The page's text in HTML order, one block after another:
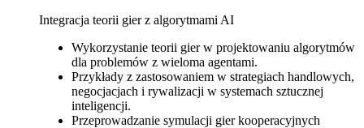
Integracja teorii gier z algorytmami AI
Wykorzystanie teorii gier w projektowaniu algorytmów
dla problemów z wieloma agentami.
Przykłady z zastosowaniem w strategiach handlowych,
negocjacjach i rywalizacji w systemach sztucznej
inteligencji.
Przeprowadzanie symulacji gier kooperacyjnych